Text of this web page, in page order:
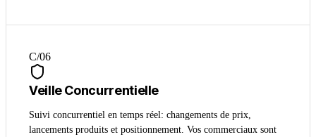
C/06
Veille Concurrentielle
Suivi concurrentiel en temps réel: changements de prix,
lancements produits et positionnement. Vos commerciaux sont